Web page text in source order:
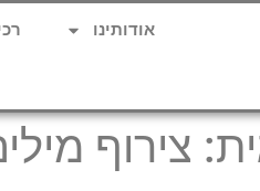
אודותינו
צירוף